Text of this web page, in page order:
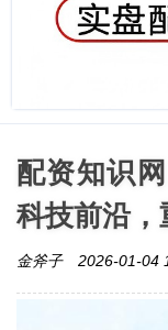
配资知识
科技前沿
金斧子 2026-01-04